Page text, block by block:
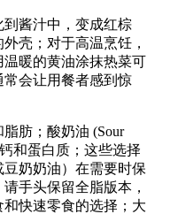
酱汁中，变成红棕
壳；对于高温烹饪，
暖的黄油涂抹热菜可
常会让用餐者感到惊
肪；酸奶油 (Sour
和蛋白质；这些选择
奶奶油）在需要时保
手头保留全脂版本，
快速零食的选择；大